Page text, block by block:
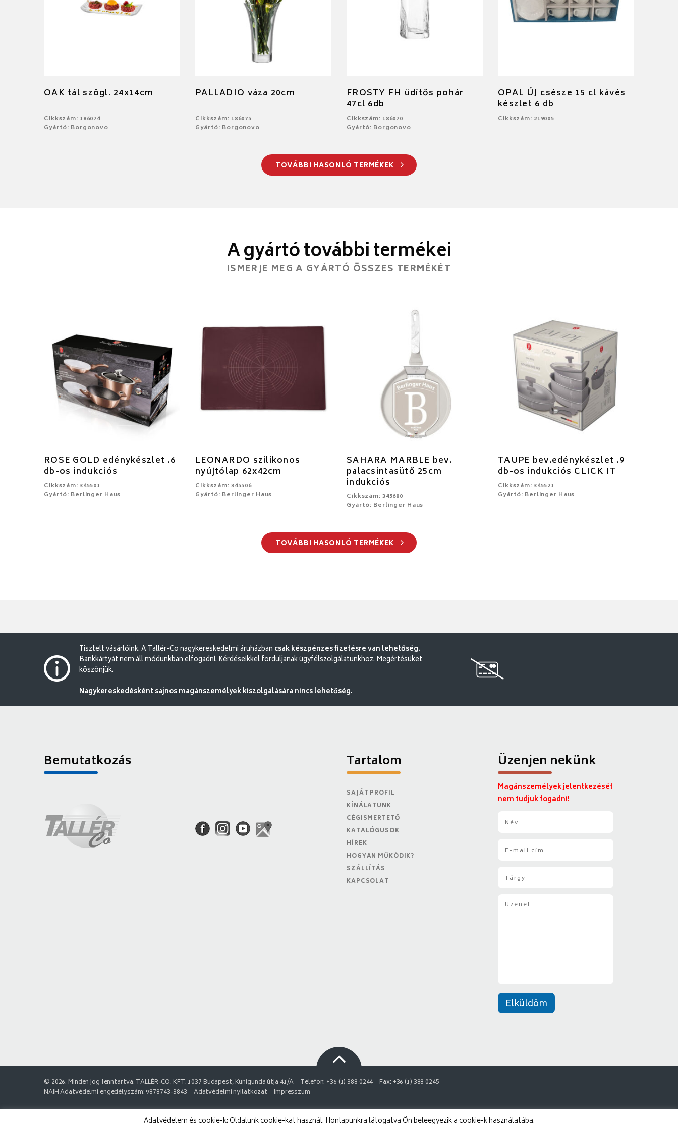
OAK tál szögl. 24x14cm
Cikkszám: 186074
Gyártó: Borgonovo
PALLADIO váza 20cm
Cikkszám: 186075
Gyártó: Borgonovo
FROSTY FH üdítős pohár
47cl 6db
Cikkszám: 186070
Gyártó: Borgonovo
OPAL ÚJ csésze 15 cl kávés
készlet 6 db
Cikkszám: 219005
TOVÁBBI HASONLÓ TERMÉKEK
A gyártó további termékei
ISMERJE MEG A GYÁRTÓ ÖSSZES TERMÉKÉT
ROSE GOLD edénykészlet .6
db-os indukciós
Cikkszám: 345501
Gyártó: Berlinger Haus
LEONARDO szilikonos
nyújtólap 62x42cm
Cikkszám: 345506
Gyártó: Berlinger Haus
SAHARA MARBLE bev.
palacsintasütő 25cm
indukciós
Cikkszám: 345680
Gyártó: Berlinger Haus
TAUPE bev.edénykészlet .9
db-os indukciós CLICK IT
Cikkszám: 345521
Gyártó: Berlinger Haus
TOVÁBBI HASONLÓ TERMÉKEK
Tisztelt vásárlóink. A Tallér-Co nagykereskedelmi áruházban csak készpénzes fizetésre van lehetőség.
Bankkártyát nem áll módunkban elfogadni. Kérdéseikkel forduljanak ügyfélszolgálatunkhoz. Megértésüket
köszönjük.
Nagykereskedésként sajnos magánszemélyek kiszolgálására nincs lehetőség.
Bemutatkozás Tartalom
SAJÁT PROFIL
KÍNÁLATUNK
CÉGISMERTETŐ
KATALÓGUSOK
HÍREK
HOGYAN MŰKÖDIK?
SZÁLLÍTÁS
KAPCSOLAT
Üzenjen nekünk
Magánszemélyek jelentkezését
nem tudjuk fogadni!
Elküldöm
© 2026. Minden jog fenntartva. TALLÉR-CO. KFT. 1037 Budapest, Kunigunda útja 41/A Telefon: +36 (1) 388 0244
Fax: +36 (1) 388 0245
NAIH Adatvédelmi engedélyszám: 9878743-3843
Adatvédelmi nyilatkozat Impresszum
Adatvédelem és cookie-k: Oldalunk cookie-kat használ. Honlapunkra látogatva Ön beleegyezik a cookie-k használatába.